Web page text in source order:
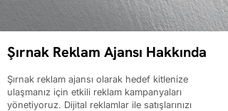
Şırnak Reklam Ajansı Hakkında
Şırnak reklam ajansı olarak hedef kitlenize
ulaşmanız için etkili reklam kampanyaları
yönetiyoruz. Dijital reklamlar ile satışlarınızı